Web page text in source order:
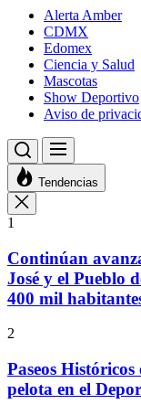
Alerta Amber
CDMX
Edomex
Ciencia y Salud
Mascotas
Show Deportivo
Aviso de
Tendencias
1
Continúan
José y el Pueblo
400 mil
2
Paseos
pelota en el